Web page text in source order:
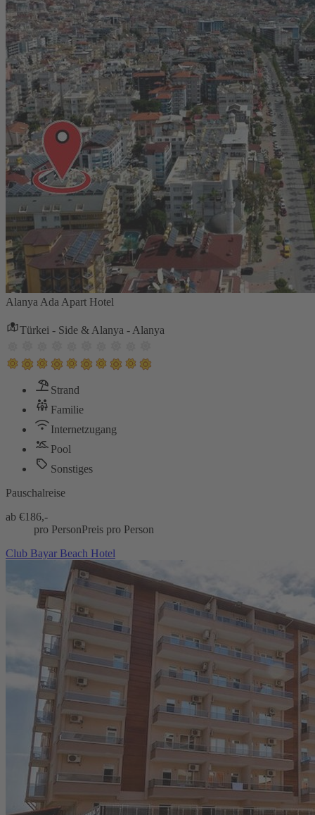
Alanya Ada Apart Hotel
Türkei - Side & Alanya - Alanya
Strand
Familie
Internetzugang
Pool
Sonstiges
Pauschalreise
ab €186,-
pro PersonPreis pro Person
Club Bayar Beach Hotel